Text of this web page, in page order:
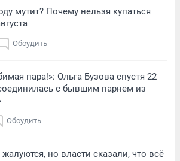
мутит? Почему нельзя купаться
Обсудить
пара!»: Ольга Бузова спустя 22
с бывшим парнем из
Обсудить
но власти сказали, что всё